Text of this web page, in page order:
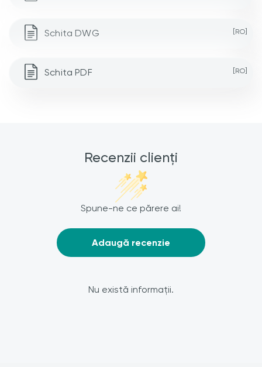
Schita DWG [RO]
Schita PDF [RO]
Recenzii clienți
Spune-ne ce părere ai!
Adaugă recenzie
Nu există informații.